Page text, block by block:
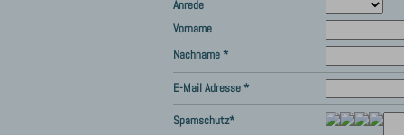
Anrede
Vorname
Nachname *
E-Mail Adresse *
Spamschutz*